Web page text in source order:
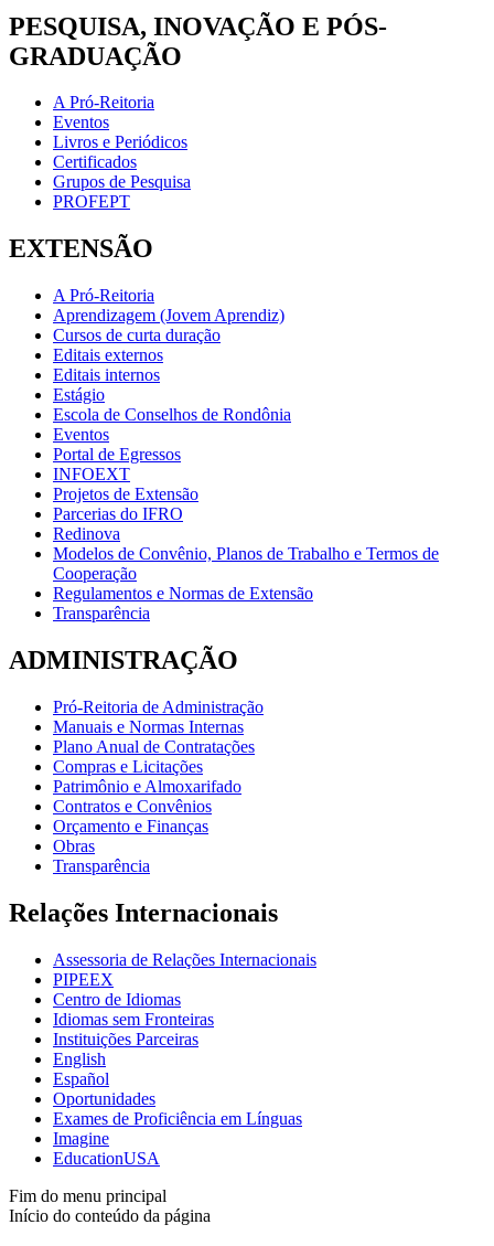
PESQUISA, INOVAÇÃO E PÓS-
GRADUAÇÃO
A Pró-Reitoria
Eventos
Livros e Periódicos
Certificados
Grupos de Pesquisa
PROFEPT
EXTENSÃO
A Pró-Reitoria
Aprendizagem (Jovem Aprendiz)
Cursos de curta duração
Editais externos
Editais internos
Estágio
Escola de Conselhos de Rondônia
Eventos
Portal de Egressos
INFOEXT
Projetos de Extensão
Parcerias do IFRO
Redinova
Modelos de Convênio, Planos de Trabalho e Termos de
Cooperação
Regulamentos e Normas de Extensão
Transparência
ADMINISTRAÇÃO
Pró-Reitoria de Administração
Manuais e Normas Internas
Plano Anual de Contratações
Compras e Licitações
Patrimônio e Almoxarifado
Contratos e Convênios
Orçamento e Finanças
Obras
Transparência
Relações Internacionais
Assessoria de Relações Internacionais
PIPEEX
Centro de Idiomas
Idiomas sem Fronteiras
Instituições Parceiras
English
Español
Oportunidades
Exames de Proficiência em Línguas
Imagine
EducationUSA
Fim do menu principal
Início do conteúdo da página